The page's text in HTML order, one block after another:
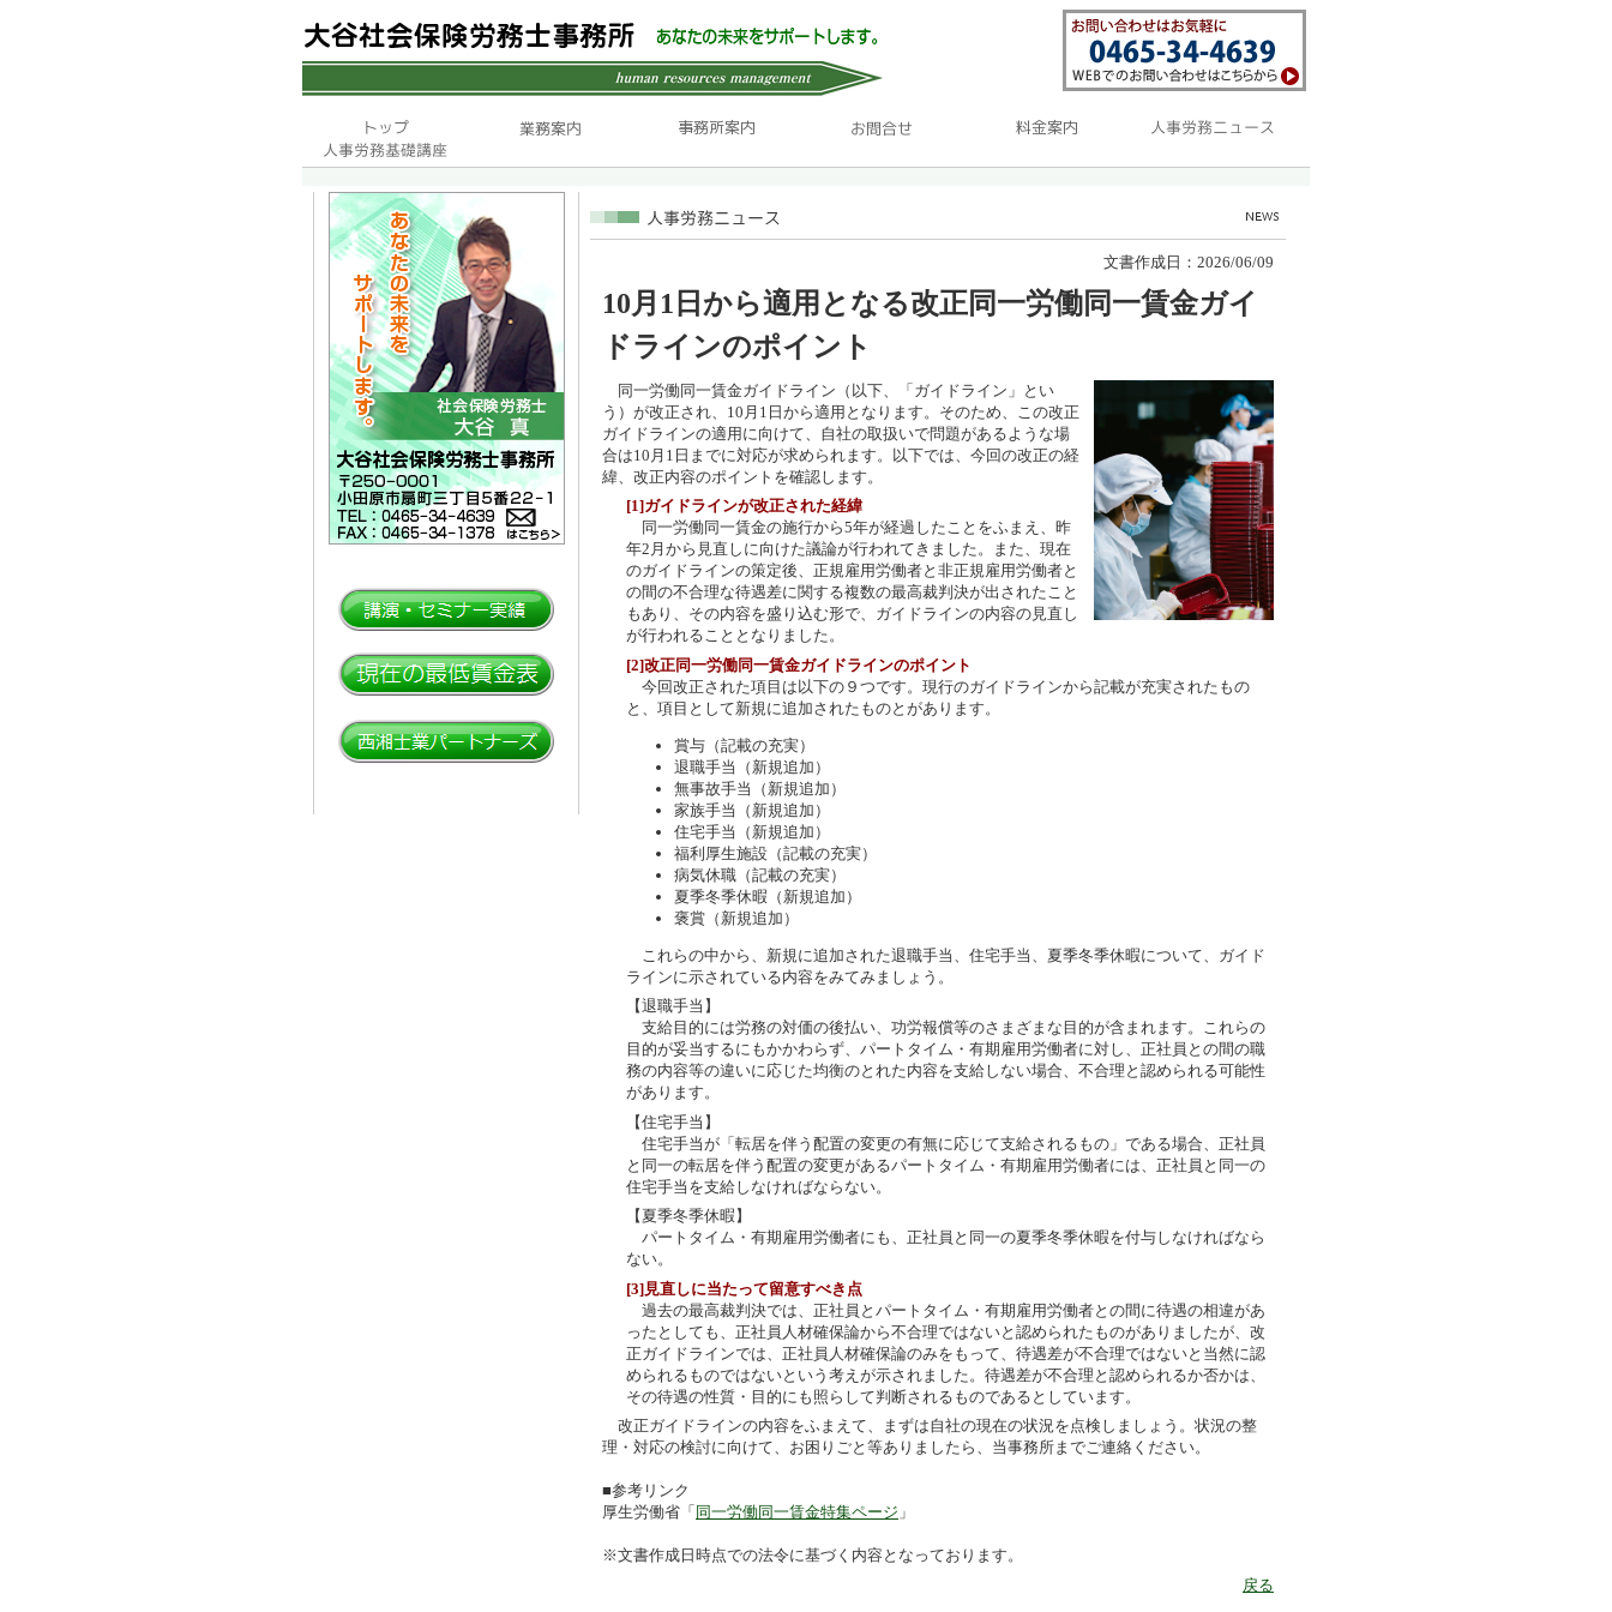
文書作成日：2026/06/09
10月1日から適用となる改正同一労働同一賃金ガイ
ドラインのポイント
同一労働同一賃金ガイドライン（以下、「ガイドライン」とい
う）が改正され、10月1日から適用となります。そのため、この改正
ガイドラインの適用に向けて、自社の取扱いで問題があるような場
合は10月1日までに対応が求められます。以下では、今回の改正の経
緯、改正内容のポイントを確認します。
[1]ガイドラインが改正された経緯
同一労働同一賃金の施行から5年が経過したことをふまえ、昨
年2月から見直しに向けた議論が行われてきました。また、現在
のガイドラインの策定後、正規雇用労働者と非正規雇用労働者と
の間の不合理な待遇差に関する複数の最高裁判決が出されたこと
もあり、その内容を盛り込む形で、ガイドラインの内容の見直し
が行われることとなりました。
[2]改正同一労働同一賃金ガイドラインのポイント
今回改正された項目は以下の９つです。現行のガイドラインから記載が充実されたもの
と、項目として新規に追加されたものとがあります。
賞与（記載の充実）
退職手当（新規追加）
無事故手当（新規追加）
家族手当（新規追加）
住宅手当（新規追加）
福利厚生施設（記載の充実）
病気休職（記載の充実）
夏季冬季休暇（新規追加）
褒賞（新規追加）
これらの中から、新規に追加された退職手当、住宅手当、夏季冬季休暇について、ガイド
ラインに示されている内容をみてみましょう。
【退職手当】
支給目的には労務の対価の後払い、功労報償等のさまざまな目的が含まれます。これらの
目的が妥当するにもかかわらず、パートタイム・有期雇用労働者に対し、正社員との間の職
務の内容等の違いに応じた均衡のとれた内容を支給しない場合、不合理と認められる可能性
があります。
【住宅手当】
住宅手当が「転居を伴う配置の変更の有無に応じて支給されるもの」である場合、正社員
と同一の転居を伴う配置の変更があるパートタイム・有期雇用労働者には、正社員と同一の
住宅手当を支給しなければならない。
【夏季冬季休暇】
パートタイム・有期雇用労働者にも、正社員と同一の夏季冬季休暇を付与しなければなら
ない。
[3]見直しに当たって留意すべき点
過去の最高裁判決では、正社員とパートタイム・有期雇用労働者との間に待遇の相違があ
ったとしても、正社員人材確保論から不合理ではないと認められたものがありましたが、改
正ガイドラインでは、正社員人材確保論のみをもって、待遇差が不合理ではないと当然に認
められるものではないという考えが示されました。待遇差が不合理と認められるか否かは、
その待遇の性質・目的にも照らして判断されるものであるとしています。
改正ガイドラインの内容をふまえて、まずは自社の現在の状況を点検しましょう。状況の整
理・対応の検討に向けて、お困りごと等ありましたら、当事務所までご連絡ください。
■参考リンク
厚生労働省「 同一労働同一賃金特集ページ 」
※文書作成日時点での法令に基づく内容となっております。
戻る